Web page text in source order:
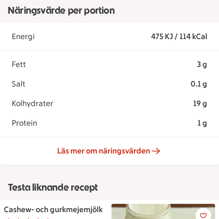
Näringsvärde per portion
Energi 475 KJ / 114 kCal
Fett 3 g
Salt 0.1 g
Kolhydrater 19 g
Protein 1 g
Läs mer om näringsvärden
Testa liknande recept
Cashew- och gurkmejemjölk
Cashew- och gurkmejemjölk